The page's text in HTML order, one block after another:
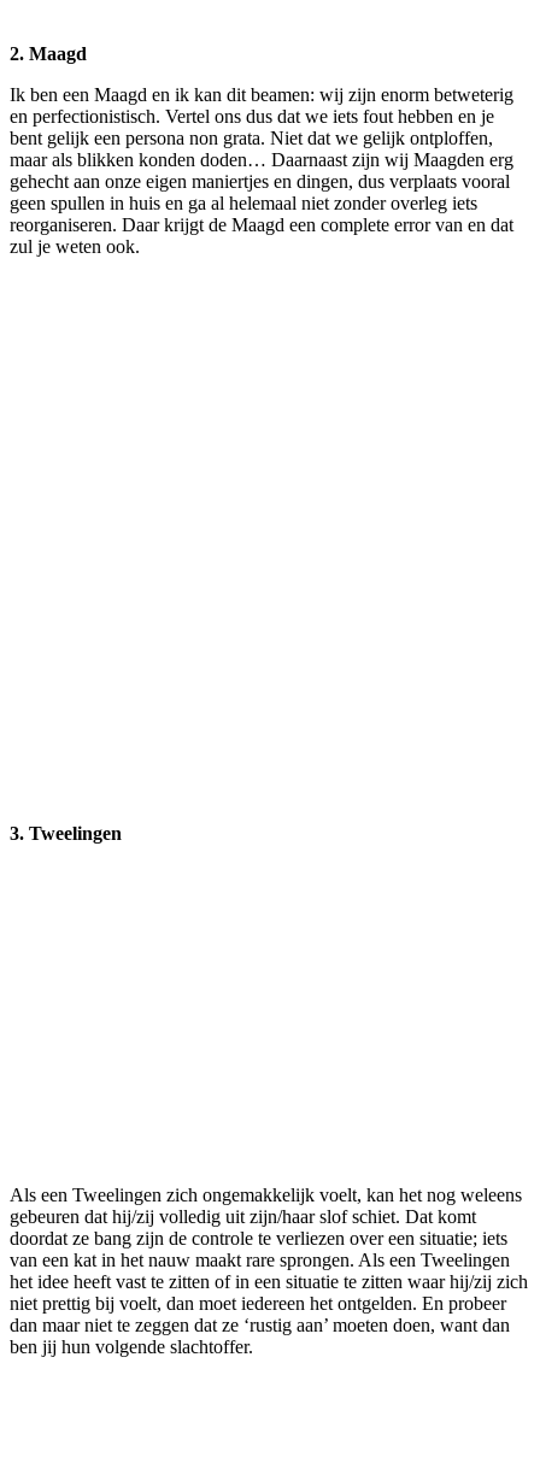
2. Maagd
Ik ben een Maagd en ik kan dit beamen: wij zijn enorm betweterig
en perfectionistisch. Vertel ons dus dat we iets fout hebben en je
bent gelijk een persona non grata. Niet dat we gelijk ontploffen,
maar als blikken konden doden… Daarnaast zijn wij Maagden erg
gehecht aan onze eigen maniertjes en dingen, dus verplaats vooral
geen spullen in huis en ga al helemaal niet zonder overleg iets
reorganiseren. Daar krijgt de Maagd een complete error van en dat
zul je weten ook.
3. Tweelingen
Als een Tweelingen zich ongemakkelijk voelt, kan het nog weleens
gebeuren dat hij/zij volledig uit zijn/haar slof schiet. Dat komt
doordat ze bang zijn de controle te verliezen over een situatie; iets
van een kat in het nauw maakt rare sprongen. Als een Tweelingen
het idee heeft vast te zitten of in een situatie te zitten waar hij/zij zich
niet prettig bij voelt, dan moet iedereen het ontgelden. En probeer
dan maar niet te zeggen dat ze ‘rustig aan’ moeten doen, want dan
ben jij hun volgende slachtoffer.